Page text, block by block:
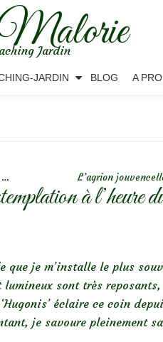
Jardin
JARDIN BLOG A
… L’agrion
à l’heure
je m’installe le plus
sont très
éclaire ce coin
je savoure pleinement